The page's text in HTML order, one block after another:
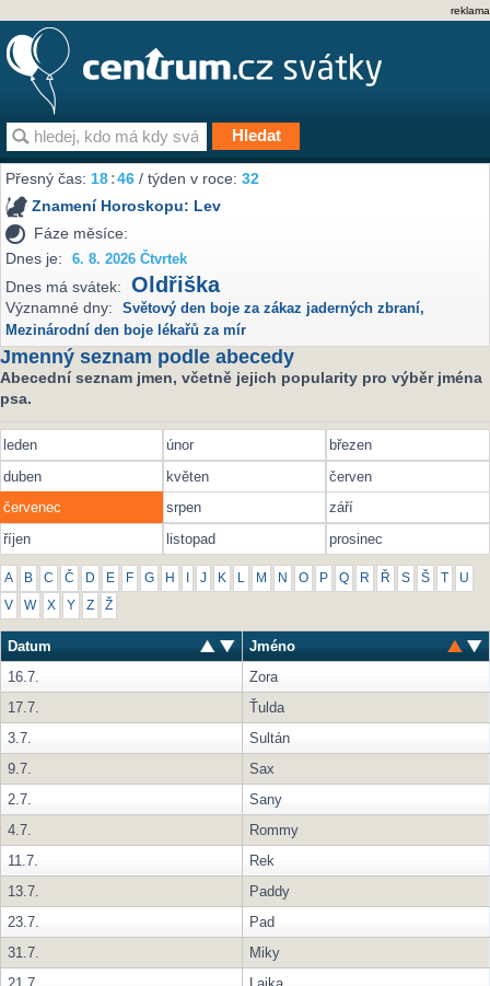
reklama
Přesný čas:18:46 / týden v roce:32
Znamení Horoskopu: Lev
Fáze měsíce:
Dnes je:
6. 8. 2026 Čtvrtek
Dnes má svátek: Oldřiška
Významné dny: Světový den boje za zákaz jaderných zbraní,
Mezinárodní den boje lékařů za mír
Jmenný seznam podle abecedy
Abecední seznam jmen, včetně jejich popularity pro výběr jména
psa.
leden únor
březen
duben
květen
červen
červenec
srpen
září
říjen
listopad prosinec
A B C Č D E F G H J K L M N O P Q R Ř S Š U
V W X Y Z Ž
Datum
Jméno
16.7.
Zora
17.7.
Ťulda
3.7.
Sultán
9.7.
Sax
2.7.
Sany
4.7.
Rommy
11.7.
Rek
13.7.
Paddy
23.7.
Pad
31.7.
Miky